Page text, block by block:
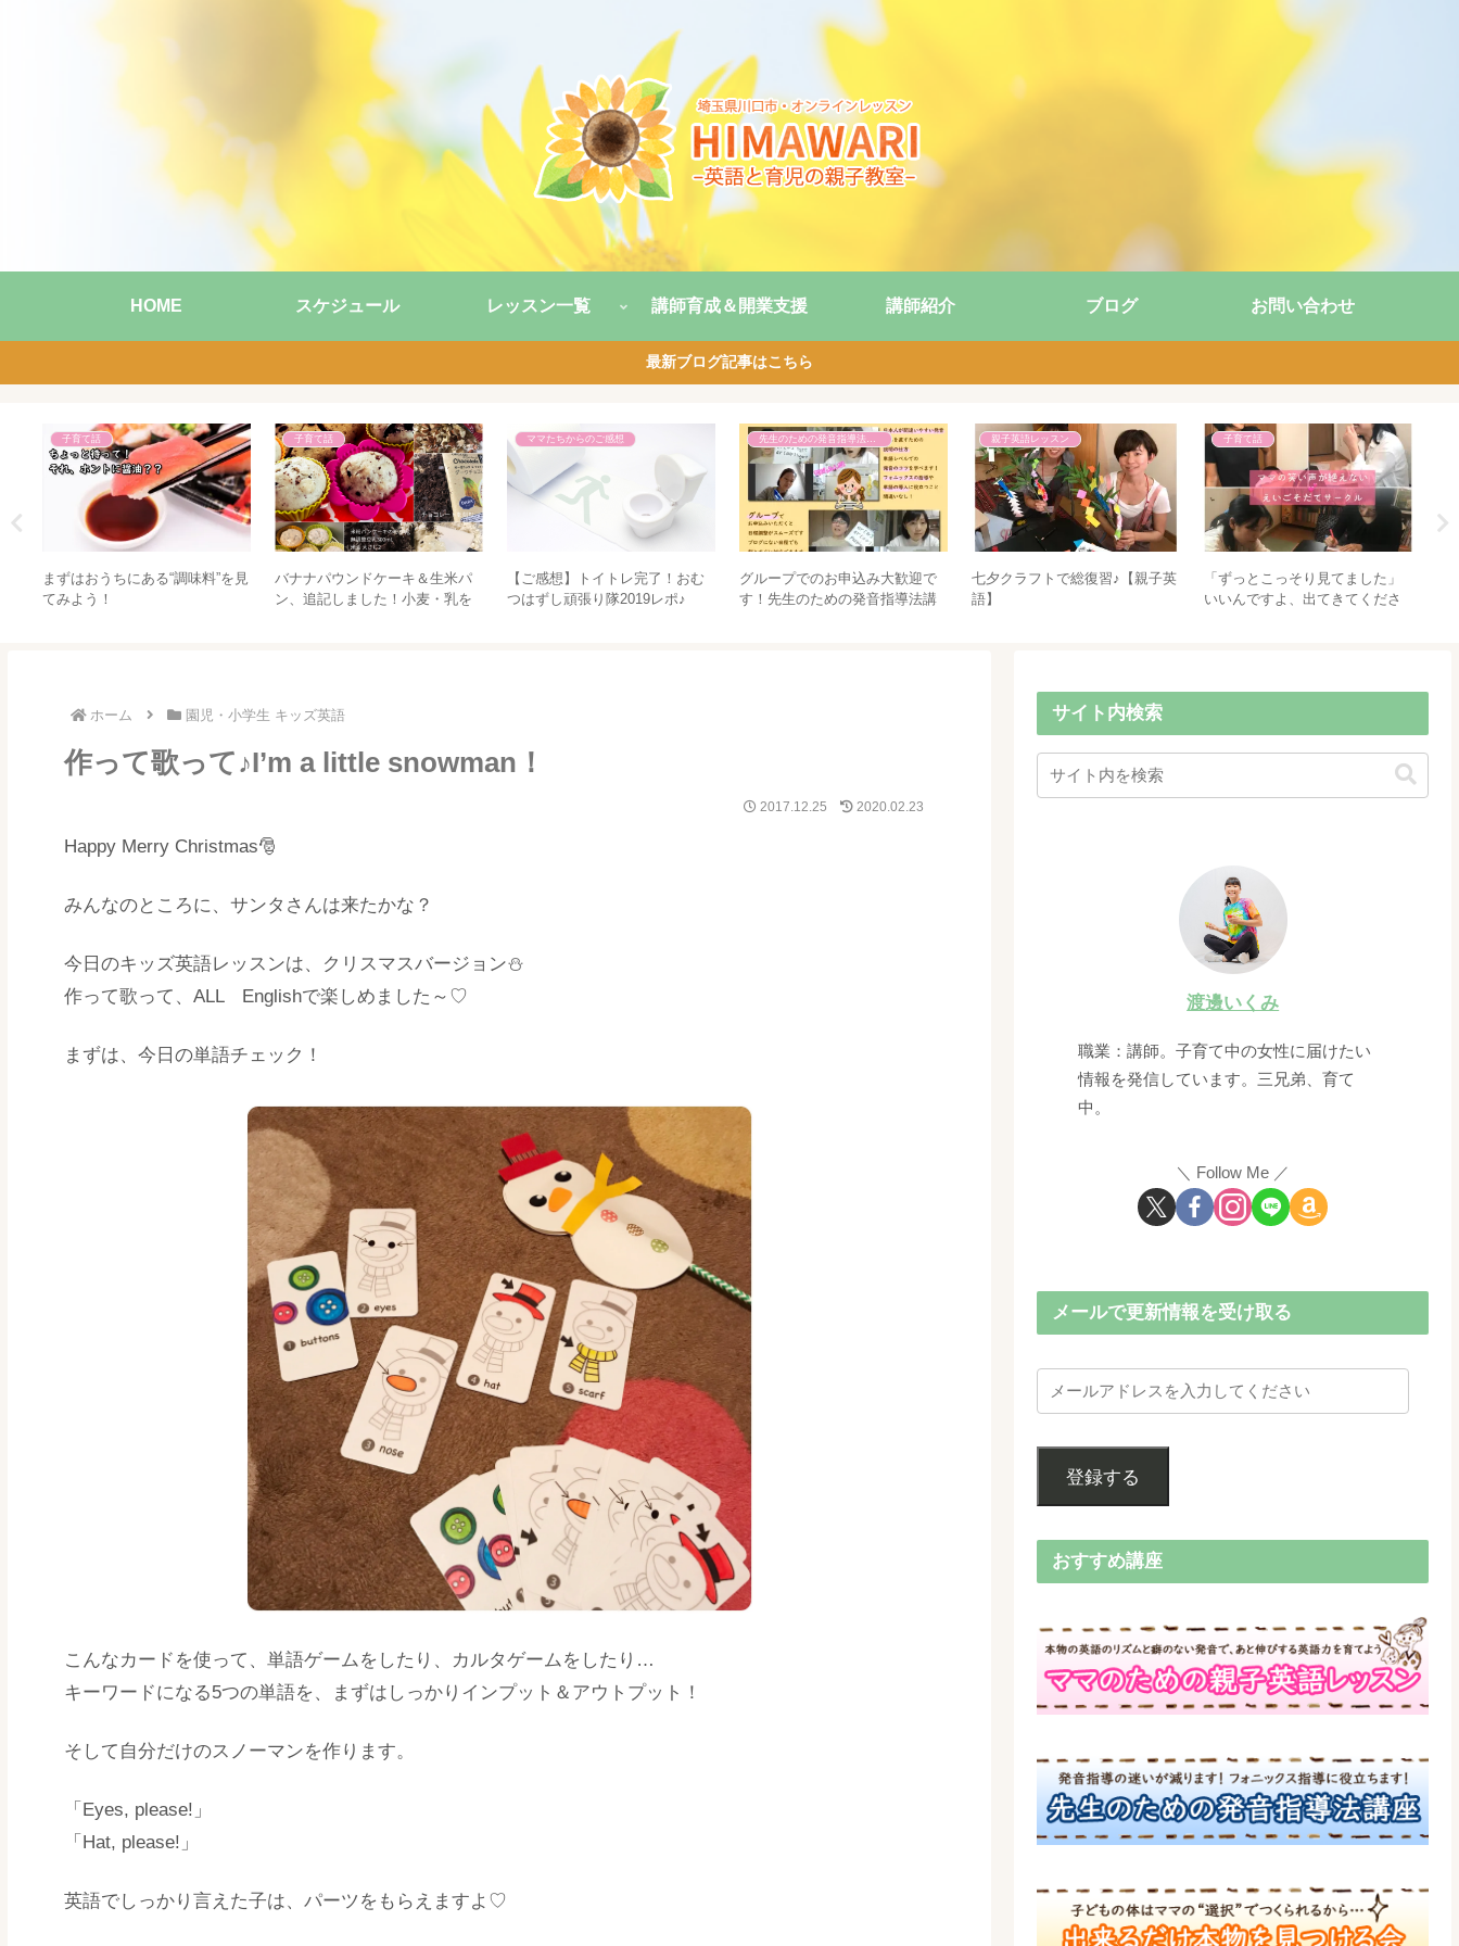
HOME スケジュール レッスン一覧 講師育成＆開業支援 講師紹介 ブログ お問い合わせ
最新ブログ記事はこちら
親子英語レッスン
歌・絵本・フォニックスでママ
の発音バッチリ矯正！親子英語
子育て話
生後17か月（1歳5か月）のサブ
ロー備忘録
子育て話
生後23か月（1歳11か月）のサブ
ロー備忘録
【ご感想】その先にいるお母さ
ん、そして子どもたちのために
子育て話
シャンプーも石鹸も使わない洗
髪
子育て話
と、TOP3！親として子どもに伝
えたいこと
ホーム 園児・小学生 キッズ英語
作って歌って♪I’m a little snowman！
2017.12.25 2020.02.23
Happy Merry Christmas🎅
みんなのところに、サンタさんは来たかな？
今日のキッズ英語レッスンは、クリスマスバージョン⛄
作って歌って、ALL Englishで楽しめました～♡
まずは、今日の単語チェック！
こんなカードを使って、単語ゲームをしたり、カルタゲームをしたり…
キーワードになる5つの単語を、まずはしっかりインプット＆アウトプット！
そして自分だけのスノーマンを作ります。
「Eyes, please!」
「Hat, please!」
英語でしっかり言えた子は、パーツをもらえますよ♡
サイト内検索
渡邊いくみ
職業：講師。子育て中の女性に届けたい
情報を発信しています。三兄弟、育て
中。
Follow Me
メールで更新情報を受け取る
登録する
おすすめ講座